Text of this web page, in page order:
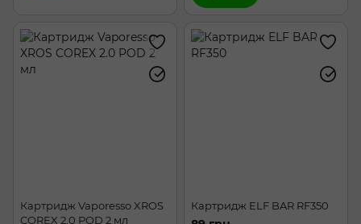
Картридж Vaporesso XROS
COREX 2.0 POD 2 мл
Картридж ELF BAR RF350